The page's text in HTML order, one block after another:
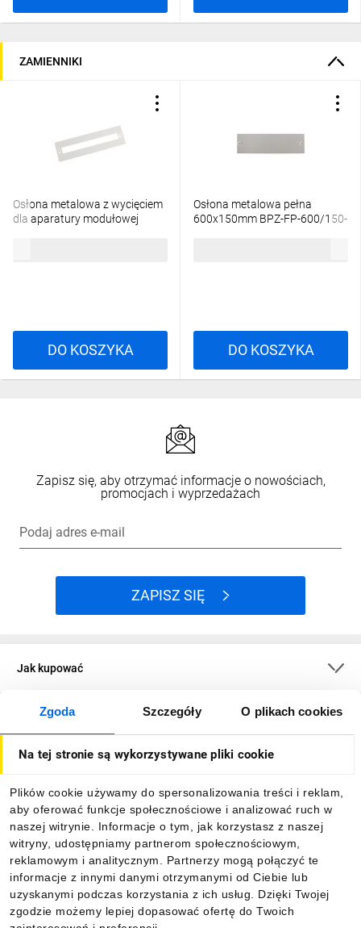
Zgoda Szczegóły O plikach cookies
Na tej stronie są wykorzystywane pliki cookie
Plików cookie używamy do spersonalizowania treści i reklam,
aby oferować funkcje społecznościowe i analizować ruch w
naszej witrynie. Informacje o tym, jak korzystasz z naszej
witryny, udostępniamy partnerom społecznościowym,
reklamowym i analitycznym. Partnerzy mogą połączyć te
informacje z innymi danymi otrzymanymi od Ciebie lub
uzyskanymi podczas korzystania z ich usług. Dzięki Twojej
zgodzie możemy lepiej dopasować ofertę do Twoich
ZAMIENNIKI
Osłona metalowa z wycięciem
dla aparatury modułowej
DO KOSZYKA
Osłona metalowa pełna
600x150mm BPZ-FP-600/150-
DO KOSZYKA
Zapisz się, aby otrzymać informacje o nowościach,
promocjach i wyprzedażach
Podaj adres e-mail
ZAPISZ SIĘ
Jak kupować
O firmie
Informacje
Pobierz naszą aplikację mobilną: